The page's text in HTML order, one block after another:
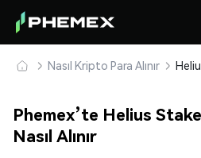
Nasıl Kripto Para Alınır
Phemex’te Helius
Nasıl Alınır